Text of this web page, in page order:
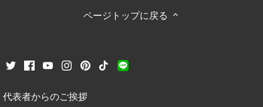
ページトップに戻る
代表者からのご挨拶